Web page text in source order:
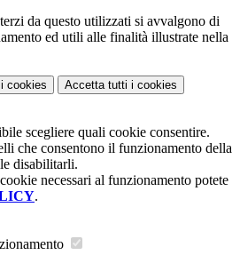
da questo utilizzati si avvalgono di
ed utili alle finalità illustrate nella
i cookies Accetta tutti i cookies
scegliere quali cookie consentire.
che consentono il funzionamento della
disabilitarli.
necessari al funzionamento potete
.